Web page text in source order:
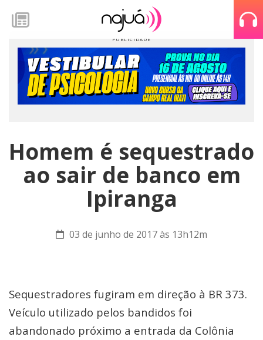
Homem é sequestrado
ao sair de banco em
Ipiranga
03 de junho de 2017 às 13h12m
Sequestradores fugiram em direção à BR 373.
Veículo utilizado pelos bandidos foi
abandonado próximo a entrada da Colônia